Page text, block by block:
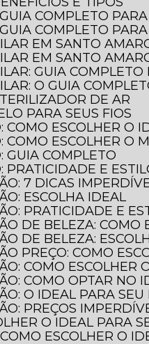
COMPLETO
COMPLETO
EM SANTO
EM SANTO
GUIA COMPLETO
O GUIA
DE AR
PARA SEUS FIOS
COMO ESCOLHER O
COMO ESCOLHER O
GUIA COMPLETO
PRATICIDADE E
7 DICAS
ESCOLHA IDEAL
PRATICIDADE E
DE BELEZA:
DE BELEZA:
PREÇO: COMO
COMO ESCOLHER
COMO OPTAR NO
O IDEAL PARA
PREÇOS
O IDEAL PARA
ESCOLHER O